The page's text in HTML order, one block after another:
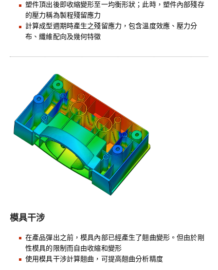
塑件頂出後即收縮變形至一均衡形狀；此時，塑件內部殘存
的壓力稱為製程殘留應力
計算成型週期時產生之殘留應力，包含溫度效應、壓力分
布、纖維配向及幾何特徵
模具干涉
在產品彈出之前，模具內部已經產生了翹曲變形。但由於剛
性模具的限制而自由收縮和變形
使用模具干涉計算翹曲，可提高翹曲分析精度